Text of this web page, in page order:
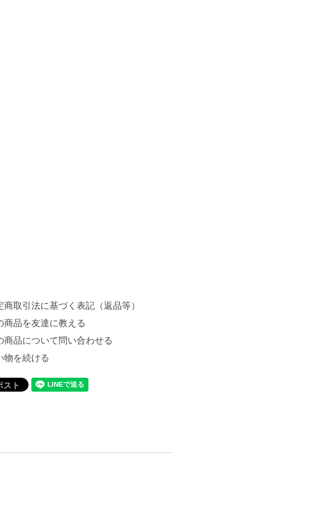
商取引法に基づく表記（返品等）
商品を友達に教える
商品について問い合わせる
物を続ける